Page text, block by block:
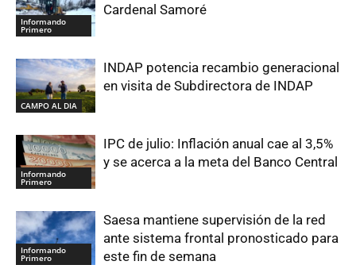
Informando
Primero
Cardenal Samoré
CAMPO AL DIA
INDAP potencia recambio generacional
en visita de Subdirectora de INDAP
Informando
Primero
IPC de julio: Inflación anual cae al 3,5%
y se acerca a la meta del Banco Central
Informando
Primero
Saesa mantiene supervisión de la red
ante sistema frontal pronosticado para
este fin de semana